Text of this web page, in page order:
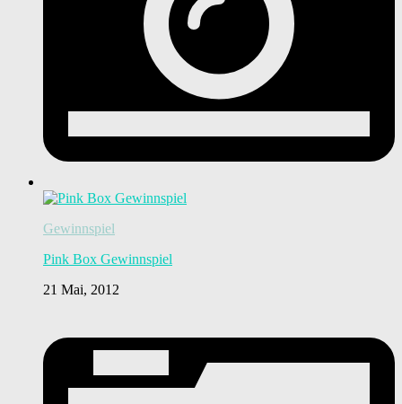
Gewinnspiel
Pink Box Gewinnspiel
21 Mai, 2012